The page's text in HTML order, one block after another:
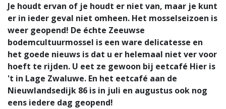
Je houdt ervan of je houdt er niet van, maar je kunt
er in ieder geval niet omheen. Het mosselseizoen is
weer geopend! De échte Zeeuwse
bodemcultuurmossel is een ware delicatesse en
het goede nieuws is dat u er helemaal niet ver voor
hoeft te rijden. U eet ze gewoon bij eetcafé Hier is
't in Lage Zwaluwe. En het eetcafé aan de
Nieuwlandsedijk 86 is in juli en augustus ook nog
eens iedere dag geopend!